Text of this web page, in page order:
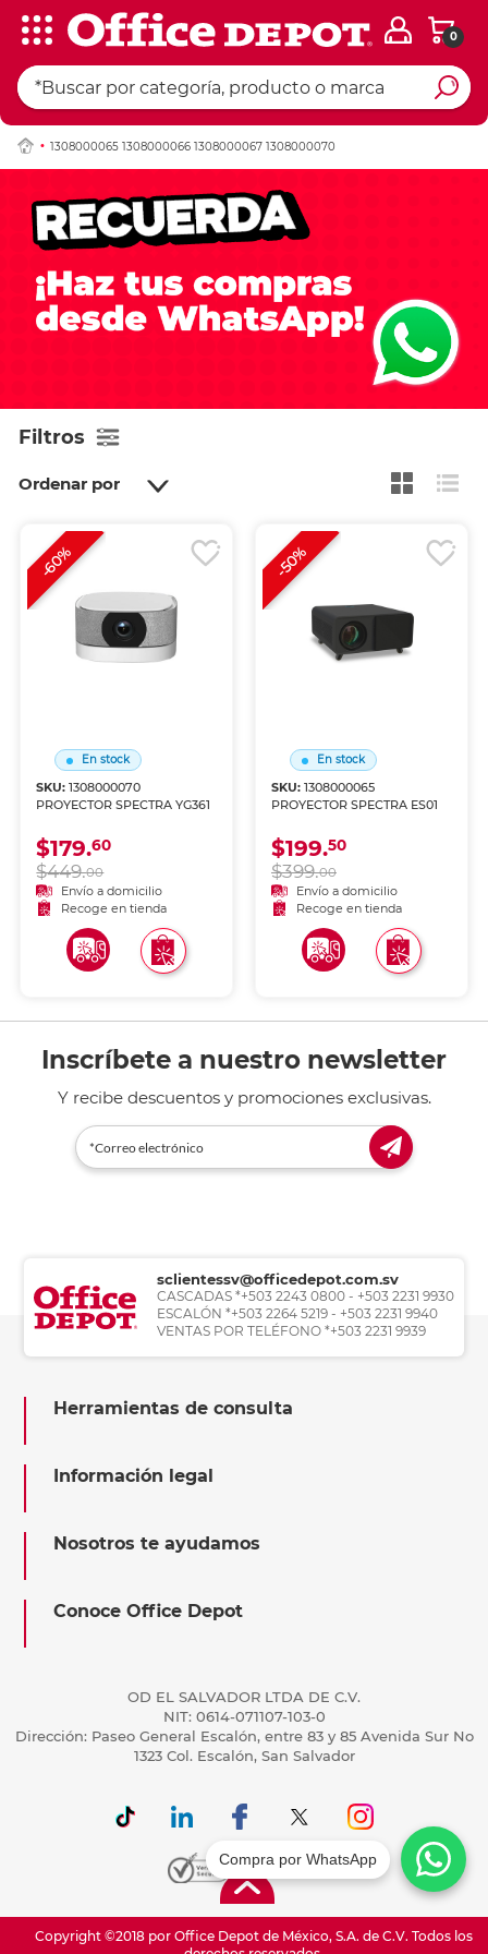
0
1308000065 1308000066 1308000067 1308000070
Filtros
Ordenar por
En stock
SKU:1308000070
PROYECTOR SPECTRA YG361
$179.60
$449.00
Envío a domicilio
Recoge en tienda
-60%
En stock
SKU: 1308000065
PROYECTOR SPECTRA ES01
$199.50
$399.00
Envío a domicilio
Recoge en tienda
-50%
Inscríbete a nuestro newsletter
Y recibe descuentos y promociones exclusivas.
sclientessv@officedepot.com.sv
CASCADAS *+503 2243 0800 - +503 2231 9930
ESCALÓN *+503 2264 5219 - +503 2231 9940
VENTAS POR TELÉFONO *+503 2231 9939
Herramientas de consulta
Información legal
Nosotros te ayudamos
Conoce Office Depot
OD EL SALVADOR LTDA DE C.V.
NIT: 0614-071107-103-0
Dirección: Paseo General Escalón, entre 83 y 85 Avenida Sur No
1323 Col. Escalón, San Salvador
Copyright ©2018 por Office Depot de México, S.A. de C.V. Todos los
Compra por WhatsApp